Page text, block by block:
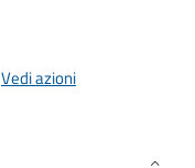
Vedi azioni